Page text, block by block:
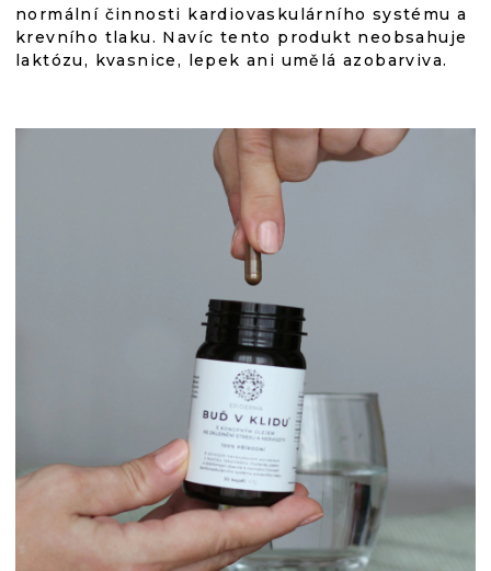
normální činnosti kardiovaskulárního systému a
krevního tlaku. Navíc tento produkt neobsahuje
laktózu, kvasnice, lepek ani umělá azobarviva.